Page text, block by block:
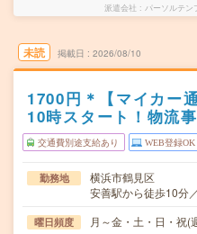
派遣会社 パーソルテ
未読 掲載日 2026/08/10
1700円＊【マイカー
10時スタート！物流
交通費別途支給あり WEB登録OK
勤務地
横浜市鶴見区
安善駅から徒歩10分
曜日頻度 月～金・土・日・祝